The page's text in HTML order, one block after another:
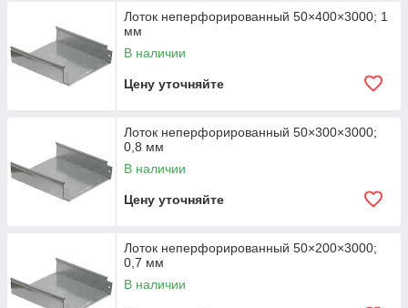
Лоток неперфорированный 50×400×3000; 1
мм
В наличии
Цену уточняйте
Лоток неперфорированный 50×300×3000;
0,8 мм
В наличии
Цену уточняйте
Лоток неперфорированный 50×200×3000;
0,7 мм
В наличии